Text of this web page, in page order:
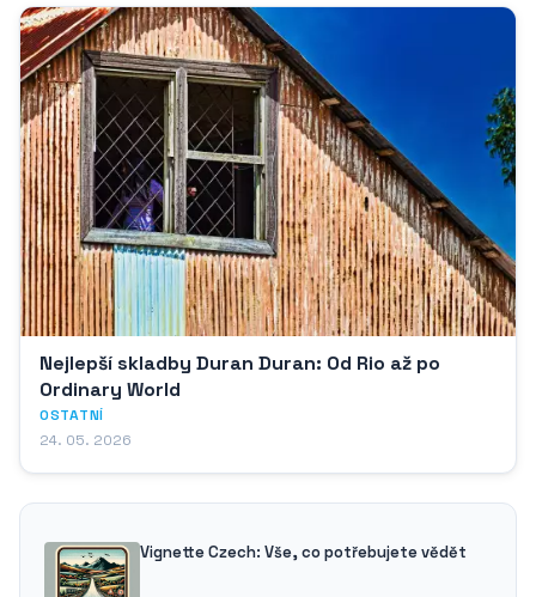
Nejlepší skladby Duran Duran: Od Rio až po
Ordinary World
OSTATNÍ
24. 05. 2026
Vignette Czech: Vše, co potřebujete vědět